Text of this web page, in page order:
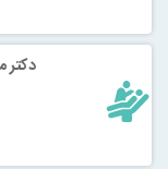
دکتر